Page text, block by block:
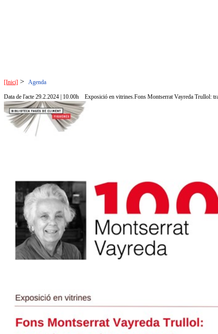
[Inici] > Agenda
Data de l'acte 29.2.2024 | 10.00h Exposició en vitrines.Fons Montserrat Vayreda Trullol: